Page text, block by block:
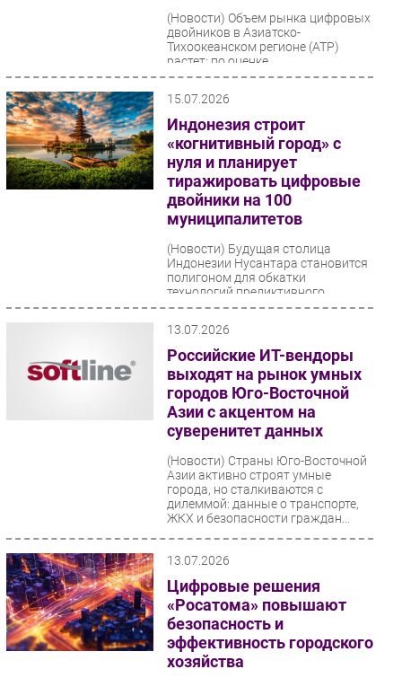
Кадры
Регулирование
Финансы
Web
Здоровье
РАЗДЕЛЫ
Тестовый стенд
Каталог компаний
(Новости) Объем рынка цифровых
двойников в Азиатско-
Тихоокеанском регионе (АТР)
растет: по оценке
MarketsandMarkets, он увеличится
15.07.2026
Индонезия строит
«когнитивный город» с
нуля и планирует
тиражировать цифровые
двойники на 100
муниципалитетов
(Новости) Будущая столица
Индонезии Нусантара становится
полигоном для обкатки
технологий предиктивного
управления городской средой.
13.07.2026
Российские ИТ-вендоры
выходят на рынок умных
городов Юго-Восточной
Азии с акцентом на
суверенитет данных
(Новости) Страны Юго-Восточной
Азии активно строят умные
города, но сталкиваются с
дилеммой: данные о транспорте,
ЖКХ и безопасности граждан...
13.07.2026
Цифровые решения
«Росатома» повышают
безопасность и
эффективность городского
хозяйства